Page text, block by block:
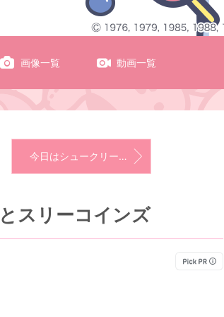
画像一覧 動画一覧
今日はシュークリームの日
スリーコインズ